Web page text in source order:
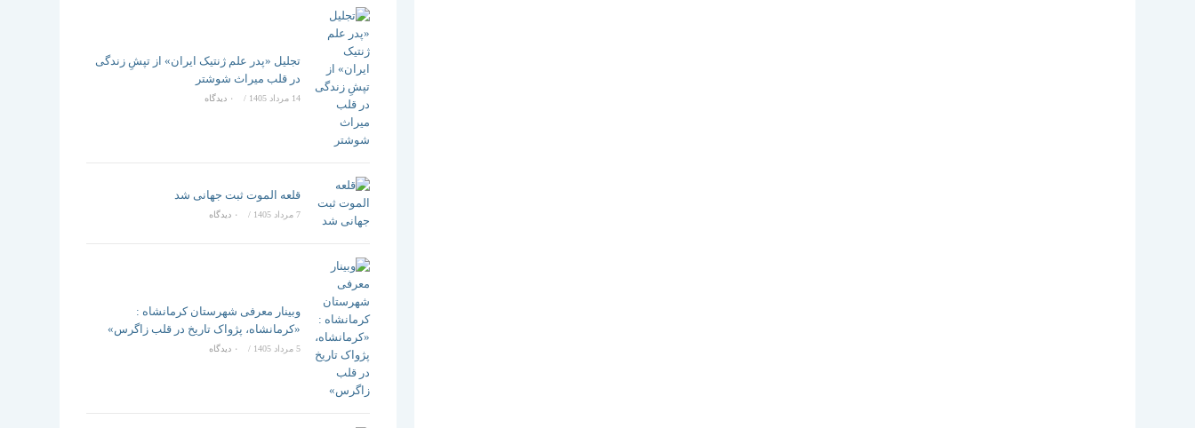
تجلیل «پدر علم ژنتیک ایران» از تپشِ زندگی
در قلب میراث شوشتر
14 مرداد 1405 / ۰ دیدگاه
قلعه الموت ثبت جهانی شد
7 مرداد 1405 / ۰ دیدگاه
وبینار معرفی شهرستان کرمانشاه :
«کرمانشاه، پژواک تاریخ در قلب زاگرس»
5 مرداد 1405 / ۰ دیدگاه